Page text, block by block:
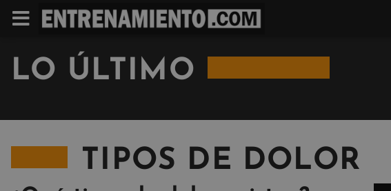
LO ÚLTIMO
TIPOS DE DOLOR